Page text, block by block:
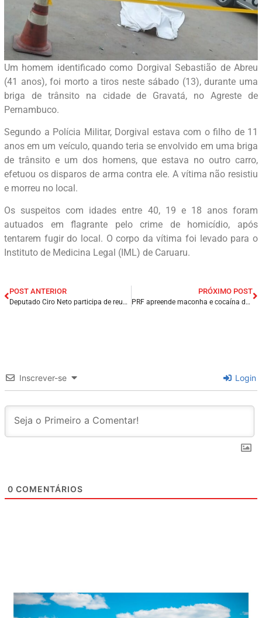
Um homem identificado como Dorgival Sebastião de Abreu
(41 anos), foi morto a tiros neste sábado (13), durante uma
briga de trânsito na cidade de Gravatá, no Agreste de
Pernambuco.
Segundo a Polícia Militar, Dorgival estava com o filho de 11
anos em um veículo, quando teria se envolvido em uma briga
de trânsito e um dos homens, que estava no outro carro,
efetuou os disparos de arma contra ele. A vítima não resistiu
e morreu no local.
Os suspeitos com idades entre 40, 19 e 18 anos foram
autuados em flagrante pelo crime de homicídio, após
tentarem fugir do local. O corpo da vítima foi levado para o
Instituto de Medicina Legal (IML) de Caruaru.
POST ANTERIOR
Deputado Ciro Neto participa de reunião com Policiais Militares para debater PEC de adicional Noturno da classe.
PRÓXIMO POST
PRF apreende maconha e cocaína dentro de Ônibus em Garanhuns/PE.
Inscrever-se Login
0 COMENTÁRIOS